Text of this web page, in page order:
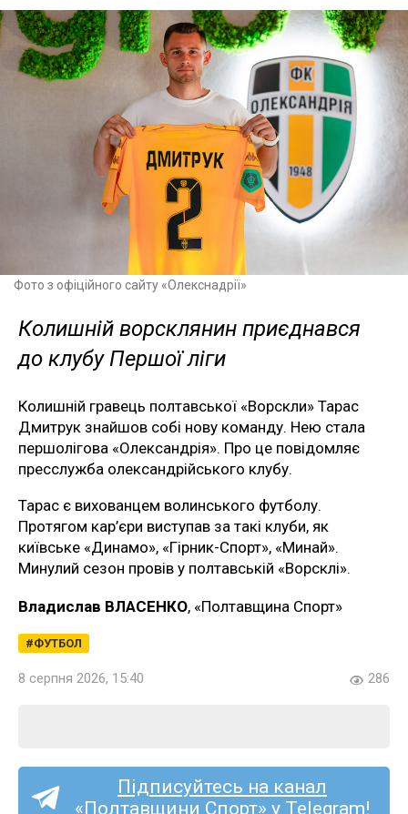
Фото з офіційного сайту «Олекснадрії»
Колишній ворсклянин приєднався
до клубу Першої ліги
Колишній гравець полтавської «Ворскли» Тарас
Дмитрук знайшов собі нову команду. Нею стала
першолігова «Олександрія». Про це повідомляє
пресслужба олександрійського клубу.
Тарас є вихованцем волинського футболу.
Протягом кар’єри виступав за такі клуби, як
київське «Динамо», «Гірник-Спорт», «Минай».
Минулий сезон провів у полтавській «Ворсклі».
Владислав ВЛАСЕНКО, «Полтавщина Спорт»
ФУТБОЛ
8 серпня 2026, 15:40 286
Підписуйтесь на канал
«Полтавщини Спорт» у Telegram!